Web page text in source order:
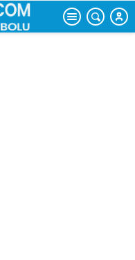
yakalandı